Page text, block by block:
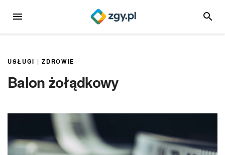
MENU
USŁUGI |ZDROWIE
Balon żołądkowy